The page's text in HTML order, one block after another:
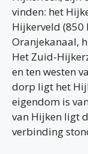
vinden: het
Hijkerveld (850
Oranjekanaal,
Het Zuid-
en ten westen
dorp ligt het
eigendom is
van Hijken ligt
verbinding